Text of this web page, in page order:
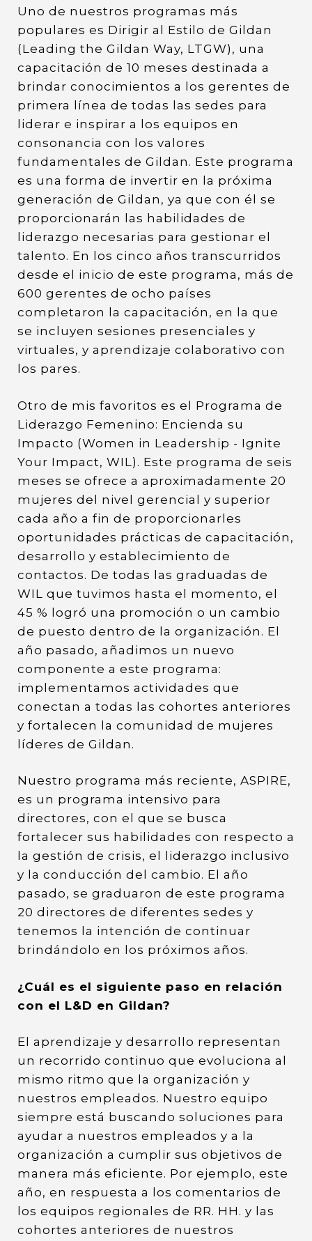
Uno de nuestros programas más
populares es Dirigir al Estilo de Gildan
(Leading the Gildan Way, LTGW), una
capacitación de 10 meses destinada a
brindar conocimientos a los gerentes de
primera línea de todas las sedes para
liderar e inspirar a los equipos en
consonancia con los valores
fundamentales de Gildan. Este programa
es una forma de invertir en la próxima
generación de Gildan, ya que con él se
proporcionarán las habilidades de
liderazgo necesarias para gestionar el
talento. En los cinco años transcurridos
desde el inicio de este programa, más de
600 gerentes de ocho países
completaron la capacitación, en la que
se incluyen sesiones presenciales y
virtuales, y aprendizaje colaborativo con
los pares.
Otro de mis favoritos es el Programa de
Liderazgo Femenino: Encienda su
Impacto (Women in Leadership - Ignite
Your Impact, WIL). Este programa de seis
meses se ofrece a aproximadamente 20
mujeres del nivel gerencial y superior
cada año a fin de proporcionarles
oportunidades prácticas de capacitación,
desarrollo y establecimiento de
contactos. De todas las graduadas de
WIL que tuvimos hasta el momento, el
45 % logró una promoción o un cambio
de puesto dentro de la organización. El
año pasado, añadimos un nuevo
componente a este programa:
implementamos actividades que
conectan a todas las cohortes anteriores
y fortalecen la comunidad de mujeres
líderes de Gildan.
Nuestro programa más reciente, ASPIRE,
es un programa intensivo para
directores, con el que se busca
fortalecer sus habilidades con respecto a
la gestión de crisis, el liderazgo inclusivo
y la conducción del cambio. El año
pasado, se graduaron de este programa
20 directores de diferentes sedes y
tenemos la intención de continuar
brindándolo en los próximos años.
¿Cuál es el siguiente paso en relación
con el L&D en Gildan?
El aprendizaje y desarrollo representan
un recorrido continuo que evoluciona al
mismo ritmo que la organización y
nuestros empleados. Nuestro equipo
siempre está buscando soluciones para
ayudar a nuestros empleados y a la
organización a cumplir sus objetivos de
manera más eficiente. Por ejemplo, este
año, en respuesta a los comentarios de
los equipos regionales de RR. HH. y las
cohortes anteriores de nuestros